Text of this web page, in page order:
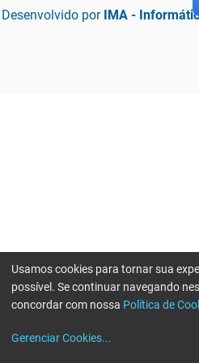
Desenvolvido por IMA -
Usamos cookies para tornar sua
possível. Se continuar navegando
concordar com nossa Política de
Gerenciar Cookies...
Erro ao enviar informações, por